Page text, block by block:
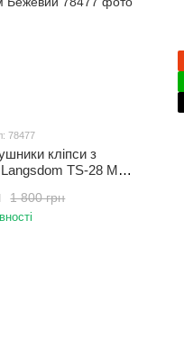
78477
кліпси з
TS-28 Max
Бежевий
1 800 грн